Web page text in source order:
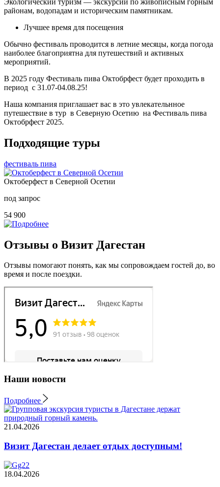
районам, водопадам и историческим памятникам.
Лучшее время для посещения
Обычно фестиваль проводится в летние месяцы, когда погода
наиболее благоприятна для путешествий и активных
мероприятий.
В 2025 году Фестиваль пива Октобрфест будет проходить в
период с 31.07-04.08.25!
Наша компания приглашает вас в это увлекательнное
путешествие в тур в Северную Осетию на Фестиваль пива
Октобрфест 2025.
Подходящие туры
фестиваль пива
Октоберфест в Северной Осетии
под запрос
54 900
Отзывы о Визит Дагестан
Отзывы помогают понять, как мы сопровождаем гостей до, во
время и после поездки.
Наши новости
Подробнее
21.04.2026
Визит Дагестан делает отдых доступным!
18.04.2026